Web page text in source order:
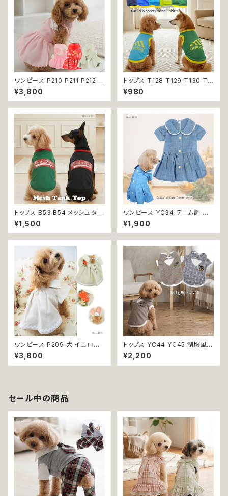
ワンピース P210 P211 P212 犬
イエロー ピンク ホワイト レッド
レモン 蝶 フラワー 猫 ペット 服
犬服 犬の服 犬洋服 犬の洋服
洋服 dog ドッグウェア ドッグウ
エア 女の子 小型犬 おしゃれ か
わいい 可愛い 透け感 コットン
返品交換不可
¥3,800
トップス T128 T129 T130 T1
31 T132 Ｔシャツ 1-7号 小型
犬用 スポーティー カジュアル
メッシュ ノースリーブ ブルー グ
ッグウェア dog 犬 猫 ペット 服
犬服 猫服 犬の服 猫の服 オシャ
レ 小型犬 返品交換不可
¥980
トップス B53 B54 メッシュ タン
ク スリーブレス ノースリーブ 犬
の服 春 夏 ドックウェア カジュ
アル スリーブレス グリーン ブラ
ット 服 犬の服 猫の服 犬服 猫
服 スポーティ 小型犬 返品交換
不可
¥1,500
ワンピース YC34 デニム調 紺
レース シンプル 女の子 春 夏
犬 犬服 小型 猫 服 洋服 ペット
dog ドッグウェア おしゃれ かわ
¥1,900
ワンピース P209 犬 イエロー
ナチュラル 猫 ペット 服 犬服 犬
の服 犬洋服 犬の洋服 洋服 猫
服 猫の服 猫洋服 猫の洋服 do
換不可
¥3,800
トップス YC44 YC45 制服風
グレー ブラウン コスチューム コ
スプレ 仮装 女の子 男の子 犬
犬服 小型 猫 服 洋服 ペット do
¥2,200
セール中の商品